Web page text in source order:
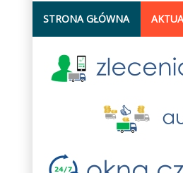
STRONA GŁÓWNA